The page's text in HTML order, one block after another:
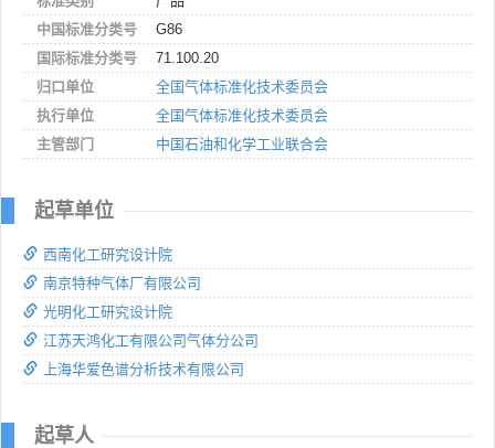
中国标准分类号
G86
国际标准分类号
71.100.20
归口单位
全国气体标准化技术委员会
执行单位
全国气体标准化技术委员会
主管部门
中国石油和化学工业联合会
起草单位
西南化工研究设计院
南京特种气体厂有限公司
光明化工研究设计院
江苏天鸿化工有限公司气体分公司
上海华爱色谱分析技术有限公司
起草人